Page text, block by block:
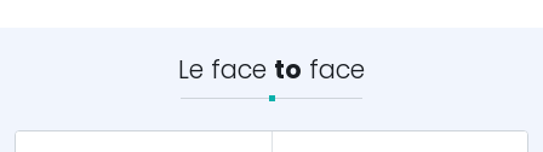
Le face to face